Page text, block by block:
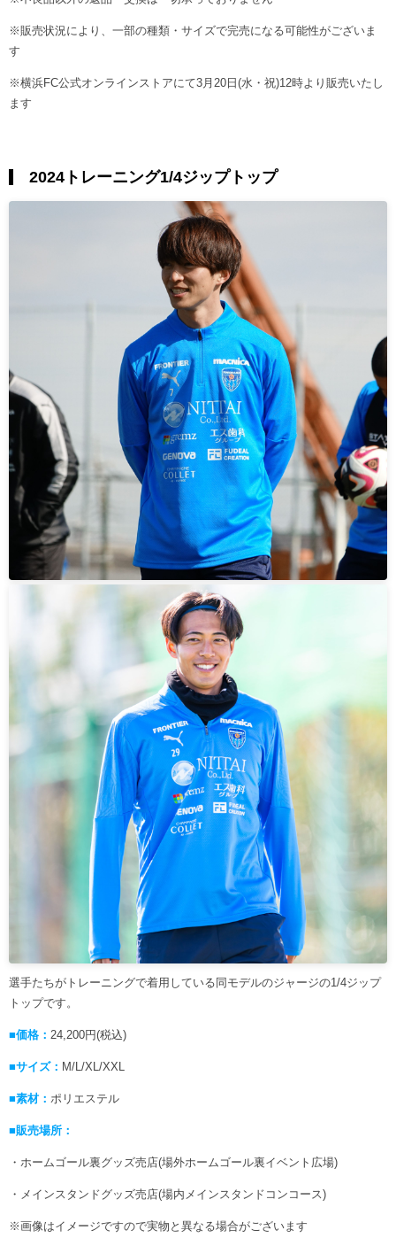
※販売状況により、一部の種類・サイズで完売になる可能性がございま
す
※横浜FC公式オンラインストアにて3月20日(水・祝)12時より販売いたし
ます
2024トレーニング1/4ジップトップ
選手たちがトレーニングで着用している同モデルのジャージの1/4ジップ
トップです。
■価格： 24,200円(税込)
■サイズ： M/L/XL/XXL
■素材： ポリエステル
■販売場所：
・ホームゴール裏グッズ売店(場外ホームゴール裏イベント広場)
・メインスタンドグッズ売店(場内メインスタンドコンコース)
※画像はイメージですので実物と異なる場合がございます